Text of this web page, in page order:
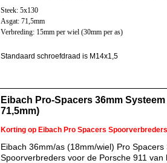
Steek: 5x130
Asgat: 71,5mm
Verbreding: 15mm per wiel (30mm per as)
Standaard schroefdraad is M14x1,5
Eibach Pro-Spacers 36mm
71,5mm)
Korting op Eibach Pro Spacers
Eibach 36mm/as (18mm/wiel) Pro Spacers
Spoorverbreders voor de Porsche 911 van